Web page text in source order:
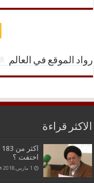
رواد الموقع في العالم
الاكثر قراءة
اختفت ؟
1 مارس,2018